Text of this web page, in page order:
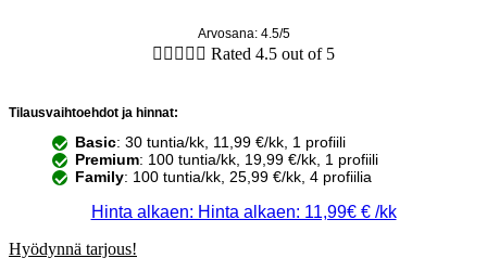
Arvosana: 4.5/5
     Rated 4.5 out of 5
Tilausvaihtoehdot ja hinnat:
Basic: 30 tuntia/kk, 11,99 €/kk, 1 profiili
Premium: 100 tuntia/kk, 19,99 €/kk, 1 profiili
Family: 100 tuntia/kk, 25,99 €/kk, 4 profiilia
Hinta alkaen: Hinta alkaen: 11,99€ € /kk
Hyödynnä tarjous!